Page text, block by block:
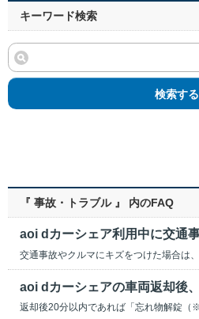
キーワード検索
検索する
『 事故・トラブル 』 内のFAQ